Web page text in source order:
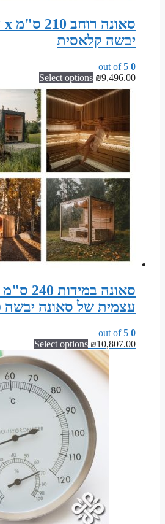
יבשה קלאסית
0
₪9,496.00
Select options
עצמית של סאונה יבשה
0
₪10,807.00
Select options